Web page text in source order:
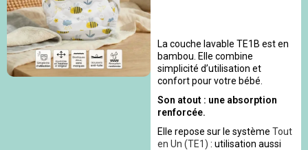
La couche lavable TE1B est en
bambou. Elle combine
simplicité d’utilisation et
confort pour votre bébé.
Son atout : une absorption
renforcée.
Elle repose sur le système Tout
en Un (TE1) : utilisation aussi